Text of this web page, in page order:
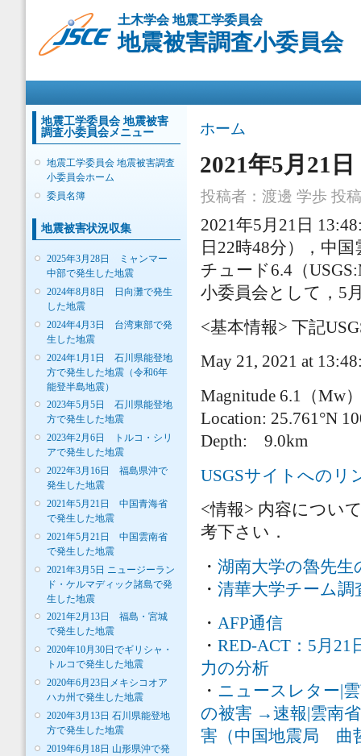
土木学会 地震工学委員会
地震被害調査小委員会
地震工学委員会 地震被害
調査小委員会メニュー
地震工学委員会 地震被害調査
小委員会ホーム
委員名簿
地震被害状況収集
2025年3月28日 ミャンマー
中部で発生した地震
2024年8月8日 日向灘で発生
した地震
2024年4月3日 台湾東部で発
生した地震
2024年1月1日 石川県能登地
方で発生した地震（令和6年
能登半島地震）
2023年5月5日 石川県能登地
方で発生した地震
2023年2月6日 トルコ・シリ
アで発生した地震
2022年3月16日 福島県沖で
発生した地震
2021年5月21日 中国青海省
で発生した地震
2021年5月21日 中国雲南省
で発生した地震
2021年3月5日 ニュージーラン
ド・ケルマディック諸島で発
生した地震
2021年2月13日 福島・宮城
で発生した地震
2020年10月30日でギリシャ・
トルコで発生した地震
2020年6月23日メキシコオア
ハカ州で発生した地震
2020年3月13日 石川県能登地
方で発生した地震
2019年6月18日 山形県沖で発
現在地
ホーム
2021年5月21
投稿者： 渡邊 学歩 投
2021年5月21日
日22時48分），中
チュード6.4（
小委員会として，5
<基本情報> 下記
May 21, 2021 at
Magnitude 6.1（Mw
Location: 25.761°N
Depth: 9.0km
USGSサイトへのリ
<情報> 内容につい
考下さい．
・ 湖南大学の魯先
・ 清華大学チーム調
・ AFP通信
・ RED-ACT：5月
力の分析
・ ニュースレター|
の被害 →速報|雲南
害（中国地震局 曲